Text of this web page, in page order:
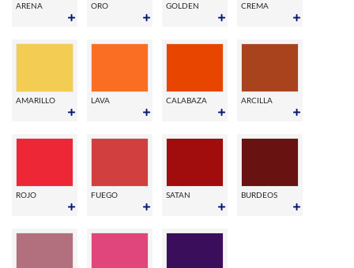
ARENA ORO GOLDEN CREMA
AMARILLO LAVA CALABAZA ARCILLA
ROJO FUEGO SATAN BURDEOS